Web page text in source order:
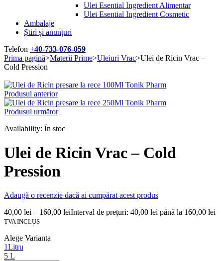
Ulei Esential Ingredient Alimentar
Ulei Esential Ingredient Cosmetic
Ambalaje
Știri și anunțuri
Telefon +40-733-076-059
Prima pagină>Materii Prime>Uleiuri Vrac>Ulei de Ricin Vrac –
Cold Pression
Produsul anterior
Produsul următor
Availability: În stoc
Ulei de Ricin Vrac – Cold
Pression
Adaugă o recenzie dacă ai cumpărat acest produs
40,00 lei – 160,00 leiInterval de prețuri: 40,00 lei până la 160,00 lei
TVA INCLUS
Alege Varianta
1Litru
5 L